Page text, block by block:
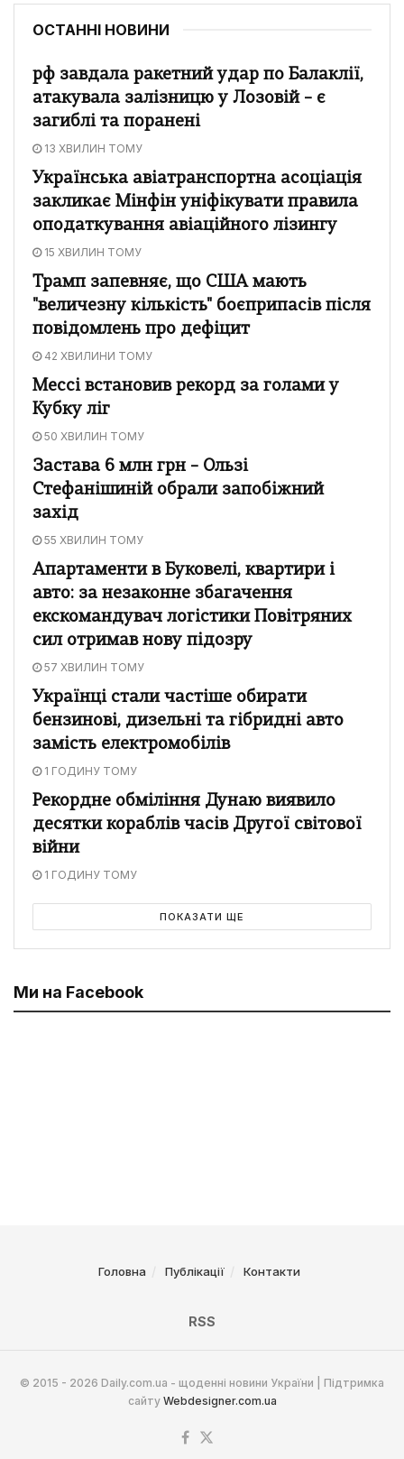
ОСТАННІ НОВИНИ
рф завдала ракетний удар по Балаклії,
атакувала залізницю у Лозовій – є
загиблі та поранені
13 ХВИЛИН ТОМУ
Українська авіатранспортна асоціація
закликає Мінфін уніфікувати правила
оподаткування авіаційного лізингу
15 ХВИЛИН ТОМУ
Трамп запевняє, що США мають
"величезну кількість" боєприпасів після
повідомлень про дефіцит
42 ХВИЛИНИ ТОМУ
Мессі встановив рекорд за голами у
Кубку ліг
50 ХВИЛИН ТОМУ
Застава 6 млн грн – Ользі
Стефанішиній обрали запобіжний
захід
55 ХВИЛИН ТОМУ
Апартаменти в Буковелі, квартири і
авто: за незаконне збагачення
екскомандувач логістики Повітряних
сил отримав нову підозру
57 ХВИЛИН ТОМУ
Українці стали частіше обирати
бензинові, дизельні та гібридні авто
замість електромобілів
1 ГОДИНУ ТОМУ
Рекордне обміління Дунаю виявило
десятки кораблів часів Другої світової
війни
1 ГОДИНУ ТОМУ
ПОКАЗАТИ ЩЕ
Ми на Facebook
Головна Публікації Контакти
RSS
© 2015 - 2026 Daily.com.ua - щоденні новини України | Підтримка
сайту Webdesigner.com.ua